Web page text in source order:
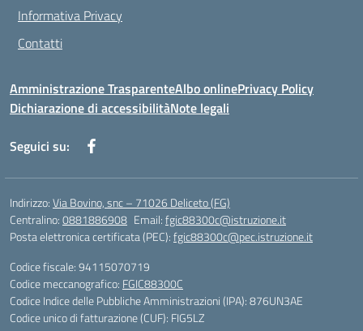
Informativa Privacy
Contatti
Amministrazione TrasparenteAlbo onlinePrivacy Policy
Dichiarazione di accessibilitàNote legali
Seguici su:
Indirizzo:Via Bovino, snc – 71026 Deliceto (FG)
Centralino:0881886908 Email:fgic88300c@istruzione.it
Posta elettronica certificata (PEC):fgic88300c@pec.istruzione.it
Codice fiscale: 94115070719
Codice meccanografico: FGIC88300C
Codice Indice delle Pubbliche Amministrazioni (IPA): 876UN3AE
Codice unico di fatturazione (CUF): FIG5LZ